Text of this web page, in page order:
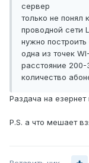
сервер
только не понял
проводной сети
нужно
одна из точек
расстояние
количество
Раздача на
P.S. а что мешает